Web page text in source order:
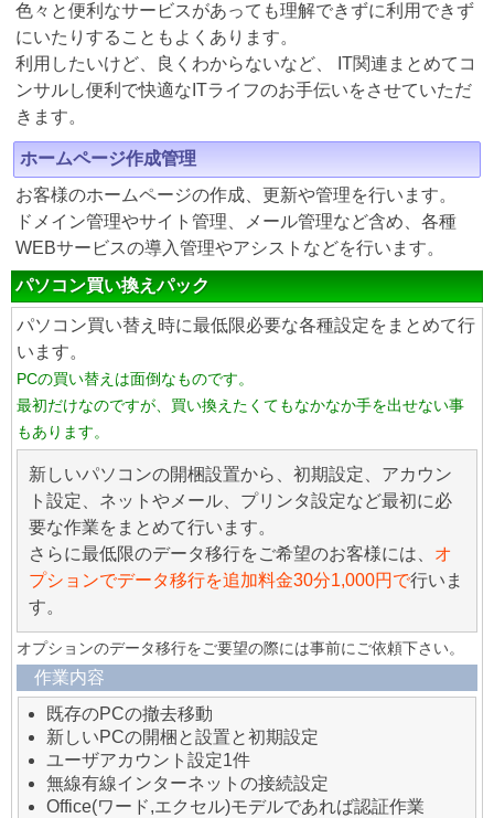
色々と便利なサービスがあっても理解できずに利用できず
にいたりすることもよくあります。
利用したいけど、良くわからないなど、 IT関連まとめてコ
ンサルし便利で快適なITライフのお手伝いをさせていただ
きます。
ホームページ作成管理
お客様のホームページの作成、更新や管理を行います。
ドメイン管理やサイト管理、メール管理など含め、各種
WEBサービスの導入管理やアシストなどを行います。
パソコン買い換えパック
パソコン買い替え時に最低限必要な各種設定をまとめて行
います。
PCの買い替えは面倒なものです。
最初だけなのですが、買い換えたくてもなかなか手を出せない事
もあります。
新しいパソコンの開梱設置から、初期設定、アカウン
ト設定、ネットやメール、プリンタ設定など最初に必
要な作業をまとめて行います。
さらに最低限のデータ移行をご希望のお客様には、 オ
プションでデータ移行を追加料金30分1,000円で行いま
す。
オプションのデータ移行をご要望の際には事前にご依頼下さい。
作業内容
既存のPCの撤去移動
新しいPCの開梱と設置と初期設定
ユーザアカウント設定1件
無線有線インターネットの接続設定
Office(ワード,エクセル)モデルであれば認証作業